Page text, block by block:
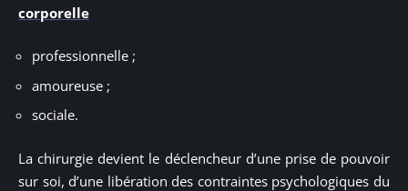
corporelle
professionnelle ;
amoureuse ;
sociale.
La chirurgie devient le déclencheur d’une prise de pouvoir
sur soi, d’une libération des contraintes psychologiques du